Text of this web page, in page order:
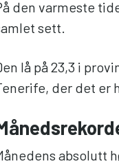
den varmeste
sett.
lå på 23,3 i
der det er
absolutt